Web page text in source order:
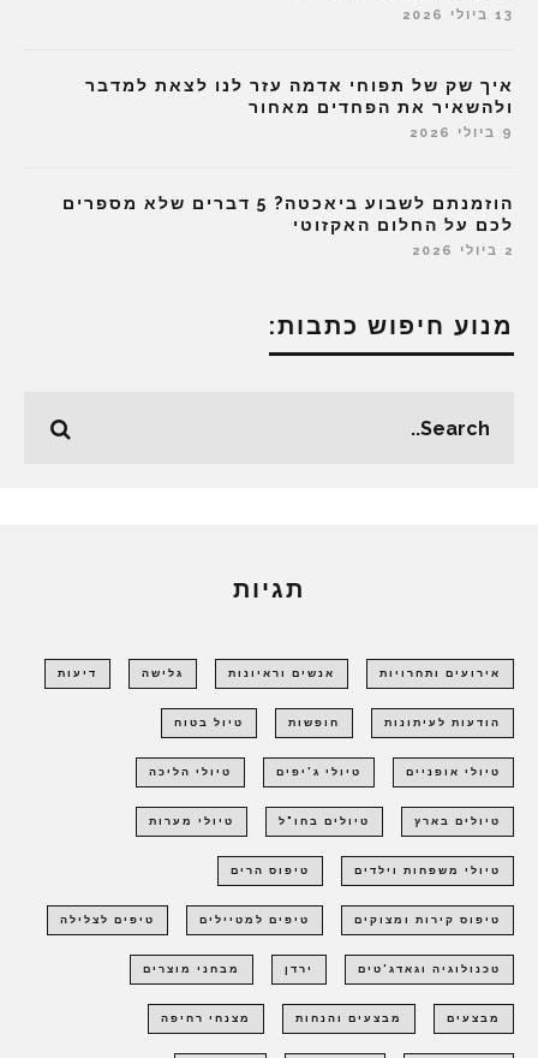
13 ביולי 2026
איך שק של תפוחי אדמה עזר לנו לצאת למדבר
ולהשאיר את הפחדים מאחור
9 ביולי 2026
הוזמנתם לשבוע ביאכטה? 5 דברים שלא מספרים
לכם על החלום האקזוטי
2 ביולי 2026
מנוע חיפוש כתבות:
תגיות
אירועים ותחרויות אנשים וראיונות גלישה דיעות
הודעות לעיתונות חופשות טיול בטוח
טיולי אופניים טיולי ג'יפים טיולי הליכה
טיולים בארץ טיולים בחו"ל טיולי מערות
טיולי משפחות וילדים טיפוס הרים
טיפוס קירות ומצוקים טיפים למטיילים טיפים לצלילה
טכנולוגיה וגאדג'טים ירדן מבחני מוצרים
מבצעים מבצעים והנחות מצנחי רחיפה